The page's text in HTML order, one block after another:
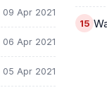
09 Apr 2021
06 Apr 2021
05 Apr 2021